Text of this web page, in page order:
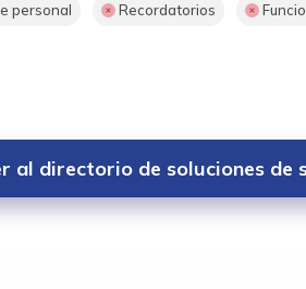
personal Recordatorios
al directorio de soluciones de